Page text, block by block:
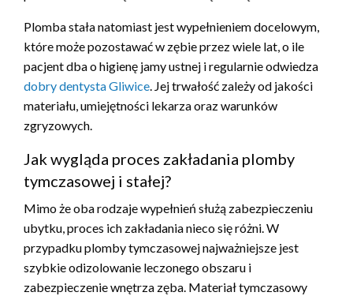
Plomba stała natomiast jest wypełnieniem docelowym,
które może pozostawać w zębie przez wiele lat, o ile
pacjent dba o higienę jamy ustnej i regularnie odwiedza
dobry dentysta Gliwice. Jej trwałość zależy od jakości
materiału, umiejętności lekarza oraz warunków
zgryzowych.
Jak wygląda proces zakładania plomby
tymczasowej i stałej?
Mimo że oba rodzaje wypełnień służą zabezpieczeniu
ubytku, proces ich zakładania nieco się różni. W
przypadku plomby tymczasowej najważniejsze jest
szybkie odizolowanie leczonego obszaru i
zabezpieczenie wnętrza zęba. Materiał tymczasowy